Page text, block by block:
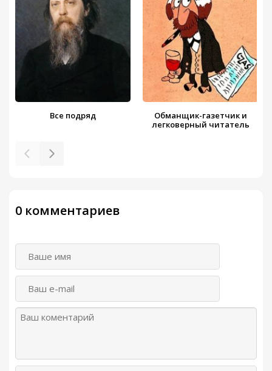
Все подряд
Обманщик-газетчик и
легковерный читатель
0 комментариев